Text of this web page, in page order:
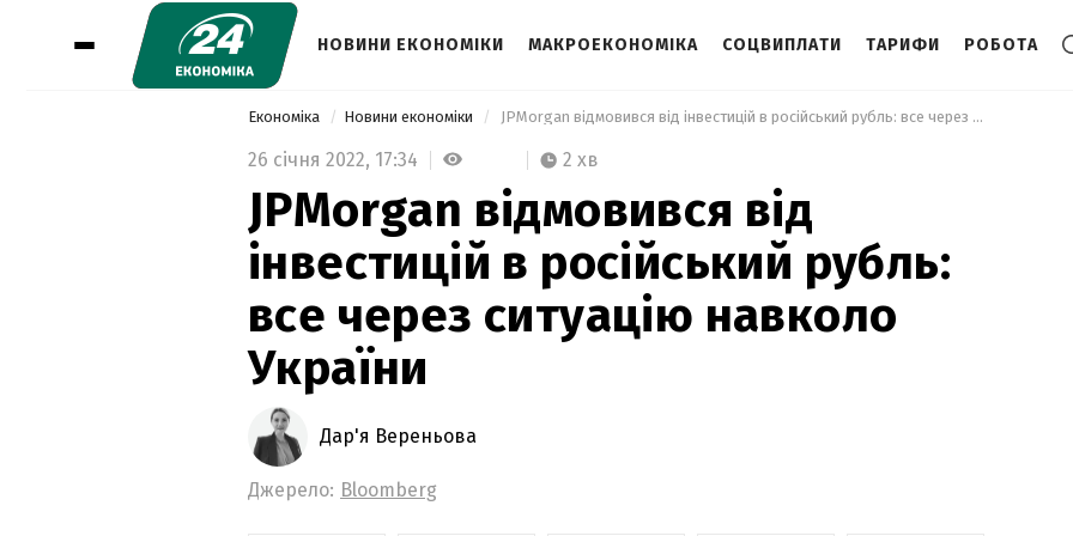
НОВИНИ ЕКОНОМІКИ МАКРОЕКОНОМІКА СОЦВИПЛАТИ ТАРИФИ РОБОТА
Економіка Новини економіки JPMorgan відмовився від інвестицій в російський рубль: все через ситуацію навколо України
26 січня 2022, 17:34 2 хв
JPMorgan відмовився від
інвестицій в російський рубль:
все через ситуацію навколо
України
Дар'я Вереньова
Джерело: Bloomberg